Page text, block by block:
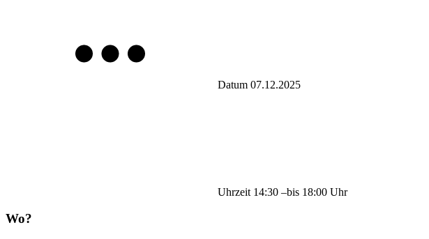
Datum 07.12.2025
Uhrzeit 14:30 –bis 18:00 Uhr
Wo?